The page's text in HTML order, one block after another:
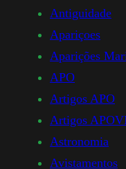
Antiguidade
Apariçoes
Aparições
APO
Artigos APO
Artigos
Astronomia
Avistamentos